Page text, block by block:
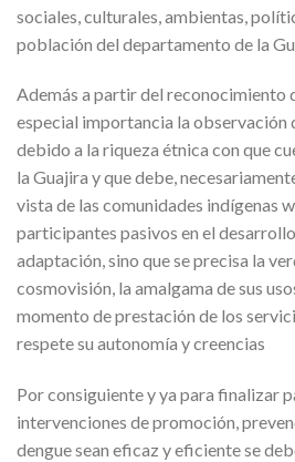
sociales, culturales, ambientas,
población del departamento de la
Además a partir del reconocimiento
especial importancia la observación
debido a la riqueza étnica con que
la Guajira y que debe,
vista de las comunidades indígenas
participantes pasivos en el
adaptación, sino que se precisa la
cosmovisión, la amalgama de sus
momento de prestación de los
respete su autonomía y creencias
Por consiguiente y ya para finalizar
intervenciones de promoción,
dengue sean eficaz y eficiente se